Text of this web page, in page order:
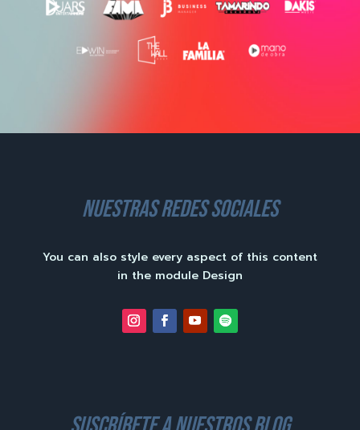
nuestras redes sociales
You can also style every aspect of this content
in the module Design